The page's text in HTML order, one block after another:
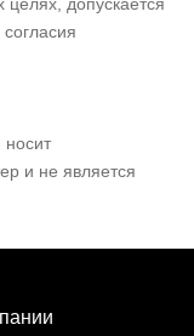
и не является